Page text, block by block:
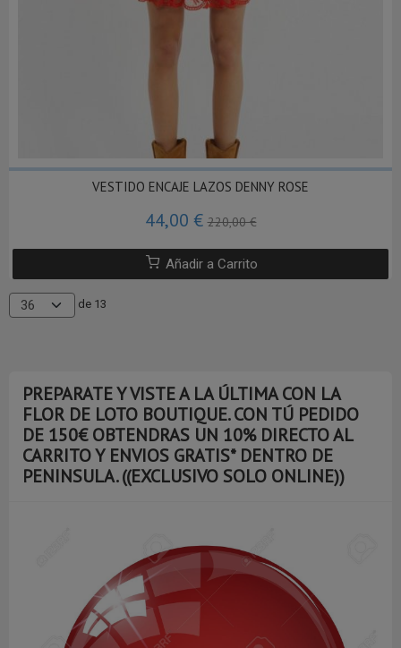
PREPARATE Y VISTE A LA ÚLTIMA CON LA
FLOR DE LOTO BOUTIQUE. CON TÚ PEDIDO
DE 150€ OBTENDRAS UN 10% DIRECTO AL
CARRITO Y ENVIOS GRATIS* DENTRO DE
PENINSULA. ((EXCLUSIVO SOLO ONLINE))
VESTIDO ENCAJE LAZOS DENNY ROSE
44,00 €220,00 €
Añadir a Carrito
de 13